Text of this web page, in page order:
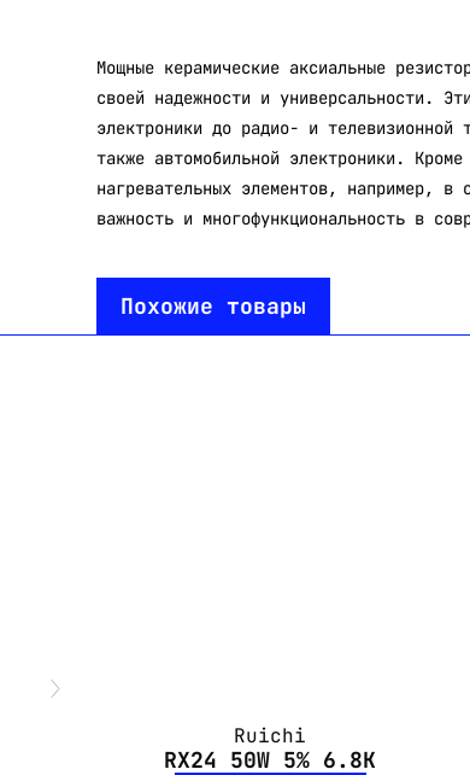
Мощные керамические аксиальные
своей надежности и универсальности.
электроники до радио- и телевизионной
также автомобильной электроники.
нагревательных элементов, например, в
важность и многофункциональность в
Похожие товары
Ruichi
RX24 50W 5% 6.8K